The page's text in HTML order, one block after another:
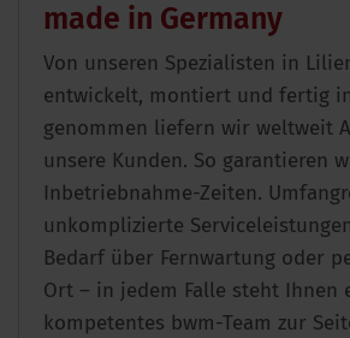
made in Germany
Von unseren Spezialisten in
entwickelt, montiert und fertig
genommen liefern wir weltweit
unsere Kunden. So garantieren
Inbetriebnahme-Zeiten.
unkomplizierte
Bedarf über Fernwartung oder
Ort – in jedem Falle steht Ihnen
kompetentes bwm-Team zur